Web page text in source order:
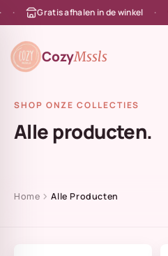
naar de content
Gratis afhalen in de winkel
CozyMssls
SHOP ONZE COLLECTIES
Alle producten.
Home chevron_rightAlle Producten